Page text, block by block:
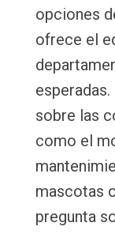
opciones
ofrece el
sobre las
como el
mascotas
pregunta